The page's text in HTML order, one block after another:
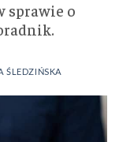
sprawie o
ŚLEDZIŃSKA